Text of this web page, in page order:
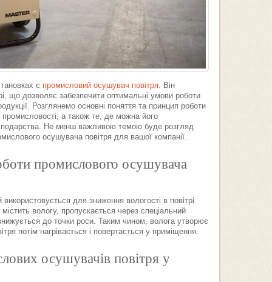
є промисловий осушувач повітря. Він
що дозволяє забезпечити оптимальні умови роботи
Розглянемо основні поняття та принцип роботи
а також те, де можна його
Не менш важливою темою буде розгляд
осушувача повітря для вашої компанії.
промислового осушувача
для зниження вологості в повітрі.
вологу, пропускається через спеціальний
до точки роси. Таким чином, волога утворює
потім нагрівається і повертається у приміщення.
осушувачів повітря у